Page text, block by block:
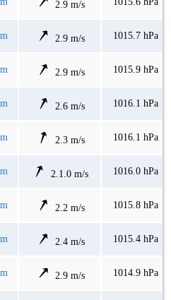
2.9 m/s
2.9 m/s 1015.7 hPa
2.9 m/s 1015.9 hPa
2.6 m/s 1016.1 hPa
2.3 m/s 1016.1 hPa
2.1.0 m/s 1016.0 hPa
2.2 m/s 1015.8 hPa
2.4 m/s 1015.4 hPa
2.9 m/s 1014.9 hPa